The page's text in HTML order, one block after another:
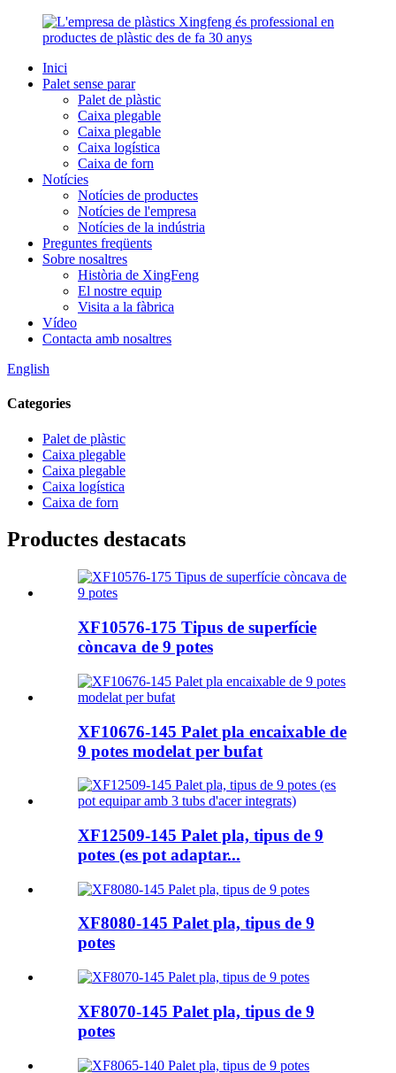
Inici
Palet sense parar
Palet de plàstic
Caixa plegable
Caixa plegable
Caixa logística
Caixa de forn
Notícies
Notícies de productes
Notícies de l'empresa
Notícies de la indústria
Preguntes freqüents
Sobre nosaltres
Història de XingFeng
El nostre equip
Visita a la fàbrica
Vídeo
Contacta amb nosaltres
English
Categories
Palet de plàstic
Caixa plegable
Caixa plegable
Caixa logística
Caixa de forn
Productes destacats
XF10576-175 Tipus de superfície
còncava de 9 potes
XF10676-145 Palet pla encaixable de
9 potes modelat per bufat
XF12509-145 Palet pla, tipus de 9
potes (es pot adaptar...
XF8080-145 Palet pla, tipus de 9
potes
XF8070-145 Palet pla, tipus de 9
potes